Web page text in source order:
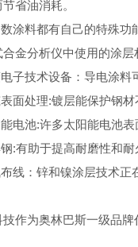
省油消耗。
料都有自己的特殊功能
分析仪中使用的涂层
技术设备：导电涂料
处理:镀层能保护钢材
池:许多太阳能电池表
助于提高耐磨性和耐
：锌和镍涂层技术正
为奥林巴斯一级品牌代